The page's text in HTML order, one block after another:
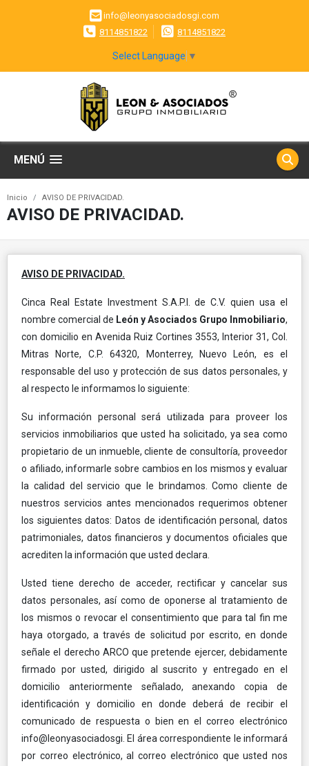
info@leonyasociadosgi.com
8114851822
8114851822
Select Language ▼
MENÚ
Inicio AVISO DE PRIVACIDAD.
AVISO DE PRIVACIDAD.
AVISO DE PRIVACIDAD.
Cinca Real Estate Investment S.A.P.I. de C.V. quien usa el
nombre comercial de León y Asociados Grupo Inmobiliario,
con domicilio en Avenida Ruiz Cortines 3553, Interior 31, Col.
Mitras Norte, C.P. 64320, Monterrey, Nuevo León, es el
responsable del uso y protección de sus datos personales, y
al respecto le informamos lo siguiente:
Su información personal será utilizada para proveer los
servicios inmobiliarios que usted ha solicitado, ya sea como
propietario de un inmueble, cliente de consultoría, proveedor
o afiliado, informarle sobre cambios en los mismos y evaluar
la calidad del servicio que le brindamos. Como cliente de
nuestros servicios antes mencionados requerimos obtener
los siguientes datos: Datos de identificación personal, datos
patrimoniales, datos financieros y documentos oficiales que
acrediten la información que usted declara.
Usted tiene derecho de acceder, rectificar y cancelar sus
datos personales, así como de oponerse al tratamiento de
los mismos o revocar el consentimiento que para tal fin me
haya otorgado, a través de solicitud por escrito, en donde
señale el derecho ARCO que pretende ejercer, debidamente
firmado por usted, dirigido al suscrito y entregado en el
domicilio anteriormente señalado, anexando copia de
identificación y domicilio en donde deberá de recibir el
comunicado de respuesta o bien en el correo electrónico
info@leonyasociadosgi. El área correspondiente le informará
por correo electrónico, al correo electrónico que usted nos